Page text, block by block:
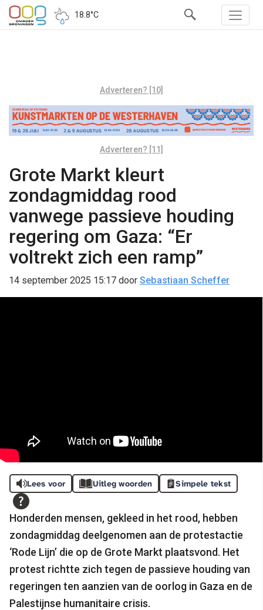
18.8°C
Adverteren? [10]
Adverteren? [11]
Grote Markt kleurt
zondagmiddag rood
vanwege passieve houding
regering om Gaza: “Er
voltrekt zich een ramp”
14 september 2025 15:17 door Sebastiaan Scheffer
Lees voor Uitleg woorden Simpele tekst
Honderden mensen, gekleed in het rood, hebben
zondagmiddag deelgenomen aan de protestactie
‘Rode Lijn’ die op de Grote Markt plaatsvond. Het
protest richtte zich tegen de passieve houding van
regeringen ten aanzien van de oorlog in Gaza en de
Palestijnse humanitaire crisis.